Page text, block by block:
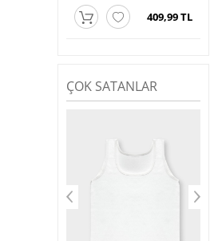
409,99 TL
ÇOK SATANLAR